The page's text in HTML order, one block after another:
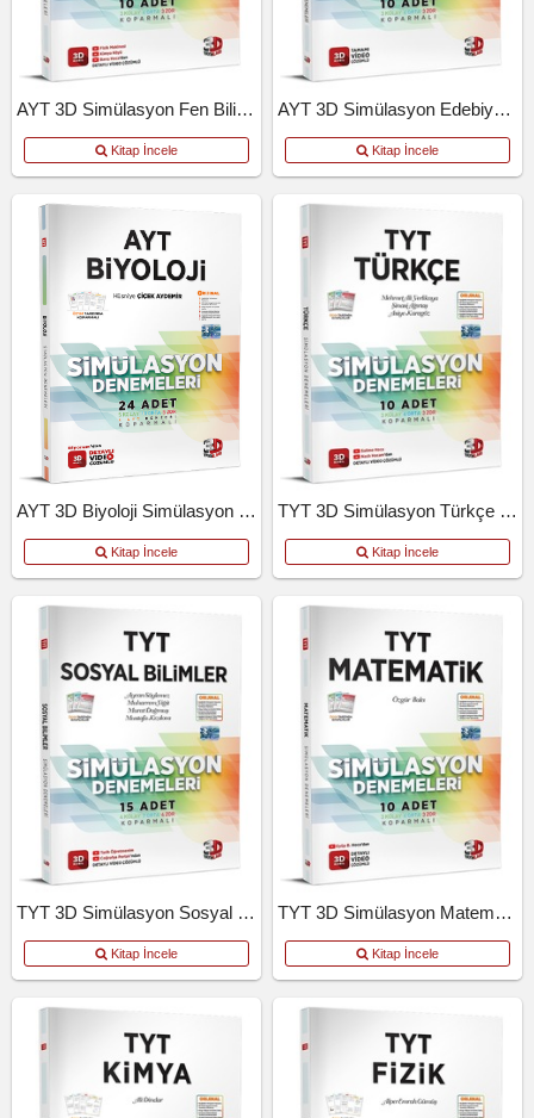
AYT 3D Simülasyon Fen Bilimleri Denemeleri
Kitap İncele
AYT 3D Simülasyon Edebiyat Tarih Coğrafya Denemeleri
Kitap İncele
AYT 3D Biyoloji Simülasyon Denemeleri
Kitap İncele
TYT 3D Simülasyon Türkçe Denemeleri
Kitap İncele
TYT 3D Simülasyon Sosyal Bilimler Denemeleri
Kitap İncele
TYT 3D Simülasyon Matematik Denemeleri
Kitap İncele